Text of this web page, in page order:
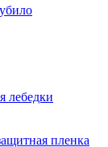
лебедки